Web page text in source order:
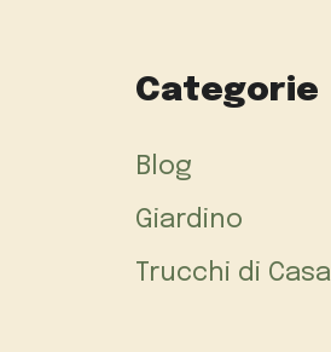
Categorie
Blog
Giardino
Trucchi di Casa